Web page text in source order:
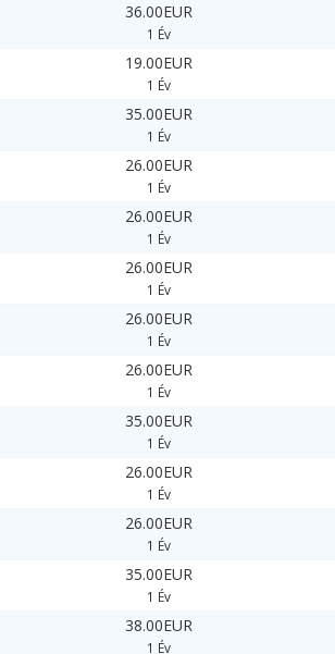
36.00EUR
1 Év
19.00EUR
1 Év
35.00EUR
1 Év
26.00EUR
1 Év
26.00EUR
1 Év
26.00EUR
1 Év
26.00EUR
1 Év
26.00EUR
1 Év
35.00EUR
1 Év
26.00EUR
1 Év
26.00EUR
1 Év
35.00EUR
1 Év
38.00EUR
1 Év